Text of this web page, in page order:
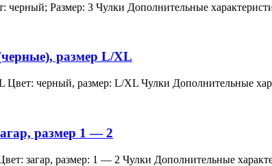
Размер: 3 Чулки Дополнительные
размер L/XL
черный, размер: L/XL Чулки Дополнительные
размер 1 — 2
загар, размер: 1 — 2 Чулки Дополнительные